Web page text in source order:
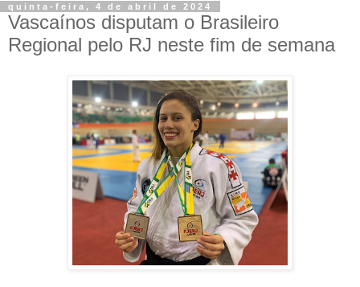
quinta-feira, 4 de abril de 2024
Vascaínos disputam o Brasileiro
Regional pelo RJ neste fim de semana